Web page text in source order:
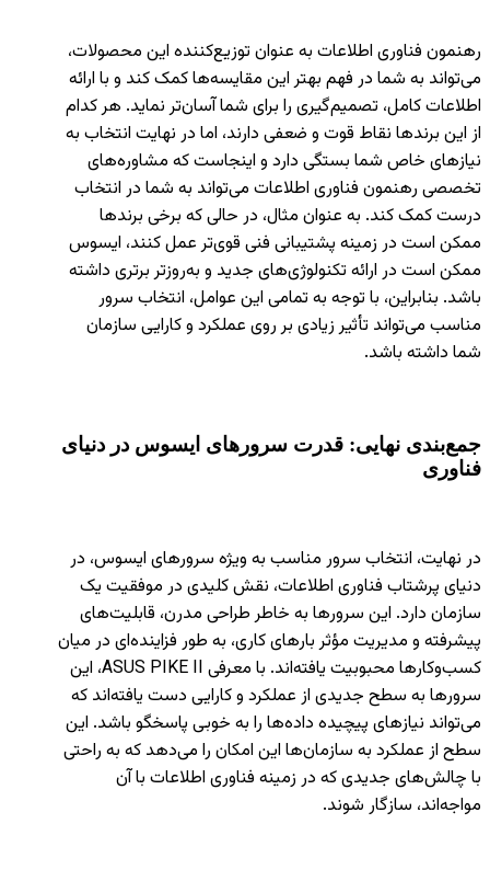
رهنمون فناوری اطلاعات به عنوان توزیع‌کننده این محصولات،
می‌تواند به شما در فهم بهتر این مقایسه‌ها کمک کند و با ارائه
اطلاعات کامل، تصمیم‌گیری را برای شما آسان‌تر نماید. هر کدام
از این برندها نقاط قوت و ضعفی دارند، اما در نهایت انتخاب به
نیازهای خاص شما بستگی دارد و اینجاست که مشاوره‌های
تخصصی رهنمون فناوری اطلاعات می‌تواند به شما در انتخاب
درست کمک کند. به عنوان مثال، در حالی که برخی برندها
ممکن است در زمینه پشتیبانی فنی قوی‌تر عمل کنند، ایسوس
ممکن است در ارائه تکنولوژی‌های جدید و به‌روزتر برتری داشته
باشد. بنابراین، با توجه به تمامی این عوامل، انتخاب سرور
مناسب می‌تواند تأثیر زیادی بر روی عملکرد و کارایی سازمان
شما داشته باشد.
جمع‌بندی نهایی: قدرت سرورهای ایسوس در دنیای
فناوری
در نهایت، انتخاب سرور مناسب به ویژه سرورهای ایسوس، در
دنیای پرشتاب فناوری اطلاعات، نقش کلیدی در موفقیت یک
سازمان دارد. این سرورها به خاطر طراحی مدرن، قابلیت‌های
پیشرفته و مدیریت مؤثر بارهای کاری، به طور فزاینده‌ای در میان
کسب‌وکارها محبوبیت یافته‌اند. با معرفی ASUS PIKE II، این
سرورها به سطح جدیدی از عملکرد و کارایی دست یافته‌اند که
می‌تواند نیازهای پیچیده داده‌ها را به خوبی پاسخگو باشد. این
سطح از عملکرد به سازمان‌ها این امکان را می‌دهد که به راحتی
با چالش‌های جدیدی که در زمینه فناوری اطلاعات با آن
مواجه‌اند، سازگار شوند.